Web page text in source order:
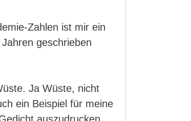
Zahlen ist mir ein
geschrieben
Ja Wüste, nicht
ein Beispiel für meine